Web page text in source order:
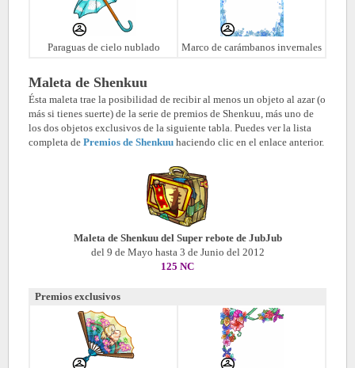
Paraguas de cielo nublado Marco de carámbanos invernales
Maleta de Shenkuu
Ésta maleta trae la posibilidad de recibir al menos un objeto al azar (o
más si tienes suerte) de la serie de premios de Shenkuu, más uno de
los dos objetos exclusivos de la siguiente tabla. Puedes ver la lista
completa de Premios de Shenkuu haciendo clic en el enlace anterior.
Maleta de Shenkuu del Super rebote de JubJub
del 9 de Mayo hasta 3 de Junio del 2012
125 NC
Premios exclusivos